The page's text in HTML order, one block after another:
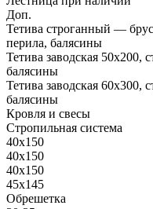
Доп.
Тетива строганный —
перила, балясины
Тетива заводская 50х200,
балясины
Тетива заводская 60х300,
балясины
Кровля и свесы
Стропильная система
40х150
40х150
40х150
45х145
Обрешетка